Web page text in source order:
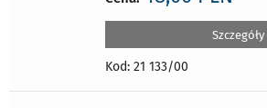
Szczegóły
Kod: 21 133/00